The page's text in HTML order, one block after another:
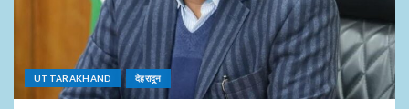
UTTARAKHAND देहरादून